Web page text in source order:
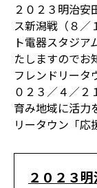
２０２３明治安
ス新潟戦（８／
ト電器スタジ
たしますのでお
フレンドリータ
０２３／４／２
育み地域に活力
リータウン「応
２０２３